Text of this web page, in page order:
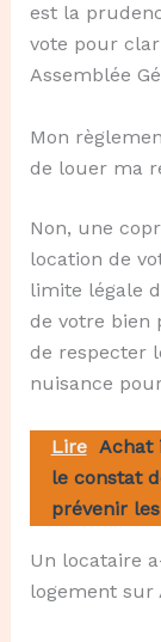
est la
vote pour
Assemblée
Mon
de louer ma
Non, une
location de
limite légale
de votre bien
de respecter
nuisance
Lire Achat
le constat
prévenir
Un locataire
logement sur